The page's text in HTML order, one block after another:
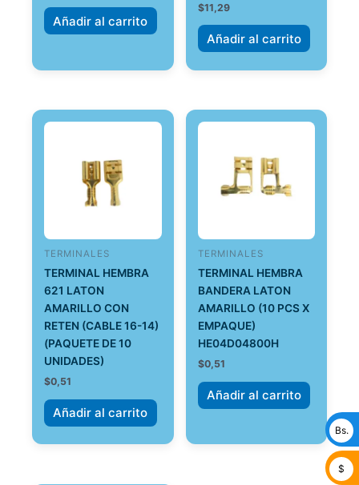
Añadir al carrito
$11,29
Añadir al carrito
TERMINALES
TERMINAL HEMBRA
621 LATON
AMARILLO CON
RETEN (CABLE 16-14)
(PAQUETE DE 10
UNIDADES)
$0,51
Añadir al carrito
TERMINALES
TERMINAL HEMBRA
BANDERA LATON
AMARILLO (10 PCS X
EMPAQUE)
HE04D04800H
$0,51
Añadir al carrito
Bs.
$